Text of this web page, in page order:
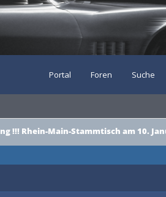
Portal Foren Suche
!!! Rhein-Main-Stammtisch am 10.